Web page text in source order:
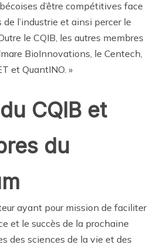
d’être compétitives face
de l’industrie et ainsi percer le
le CQIB, les autres membres
BioInnovations, le Centech,
et QuantINO. »
CQIB et
du
ayant pour mission de faciliter
et le succès de la prochaine
des sciences de la vie et des